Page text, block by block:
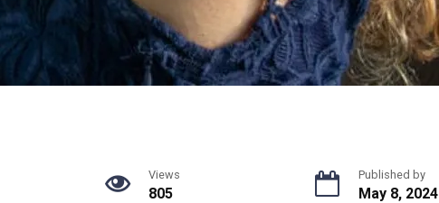
Views
805
Published by
May 8, 2024